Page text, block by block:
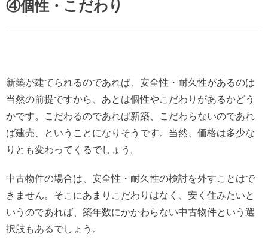
④個性・こだわり
新築が建てられるのであれば、安全性・耐久性があるのは
当然の前提ですから、あとは個性やこだわりがあるかどう
かです。こだわるのであれば新築、こだわらないのであれ
ば建売、ということになりそうです。当然、価格は多少な
りとも変わってくるでしょう。
中古物件の場合は、安全性・耐久性の検討を外すことはで
きません。そこにあまりこだわりはなく、安く住みたいと
いうのであれば、築年数にかかわらない中古物件という選
択肢もあるでしょう。